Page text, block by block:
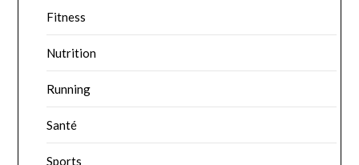
Fitness
Nutrition
Running
Santé
Sports